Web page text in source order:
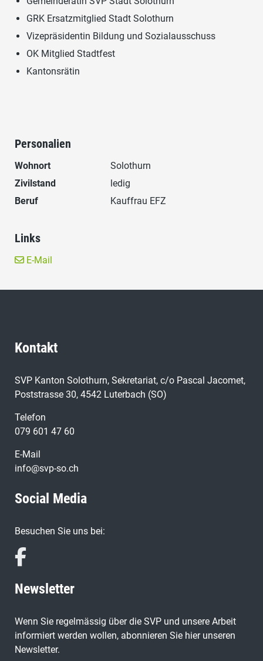
GRK Ersatzmitglied Stadt Solothurn
Vizepräsidentin Bildung und Sozialausschuss
OK Mitglied Stadtfest
Kantonsrätin
Personalien
Wohnort
Solothurn
Zivilstand
ledig
Beruf
Kauffrau EFZ
Links
E-Mail
Kontakt
SVP Kanton Solothurn, Sekretariat, c/o Pascal Jacomet,
Poststrasse 30, 4542 Luterbach (SO)
Telefon
079 601 47 60
E-Mail
info@svp-so.ch
Social Media
Besuchen Sie uns bei:
Newsletter
Wenn Sie regelmässig über die SVP und unsere Arbeit
informiert werden wollen, abonnieren Sie hier unseren
Newsletter.